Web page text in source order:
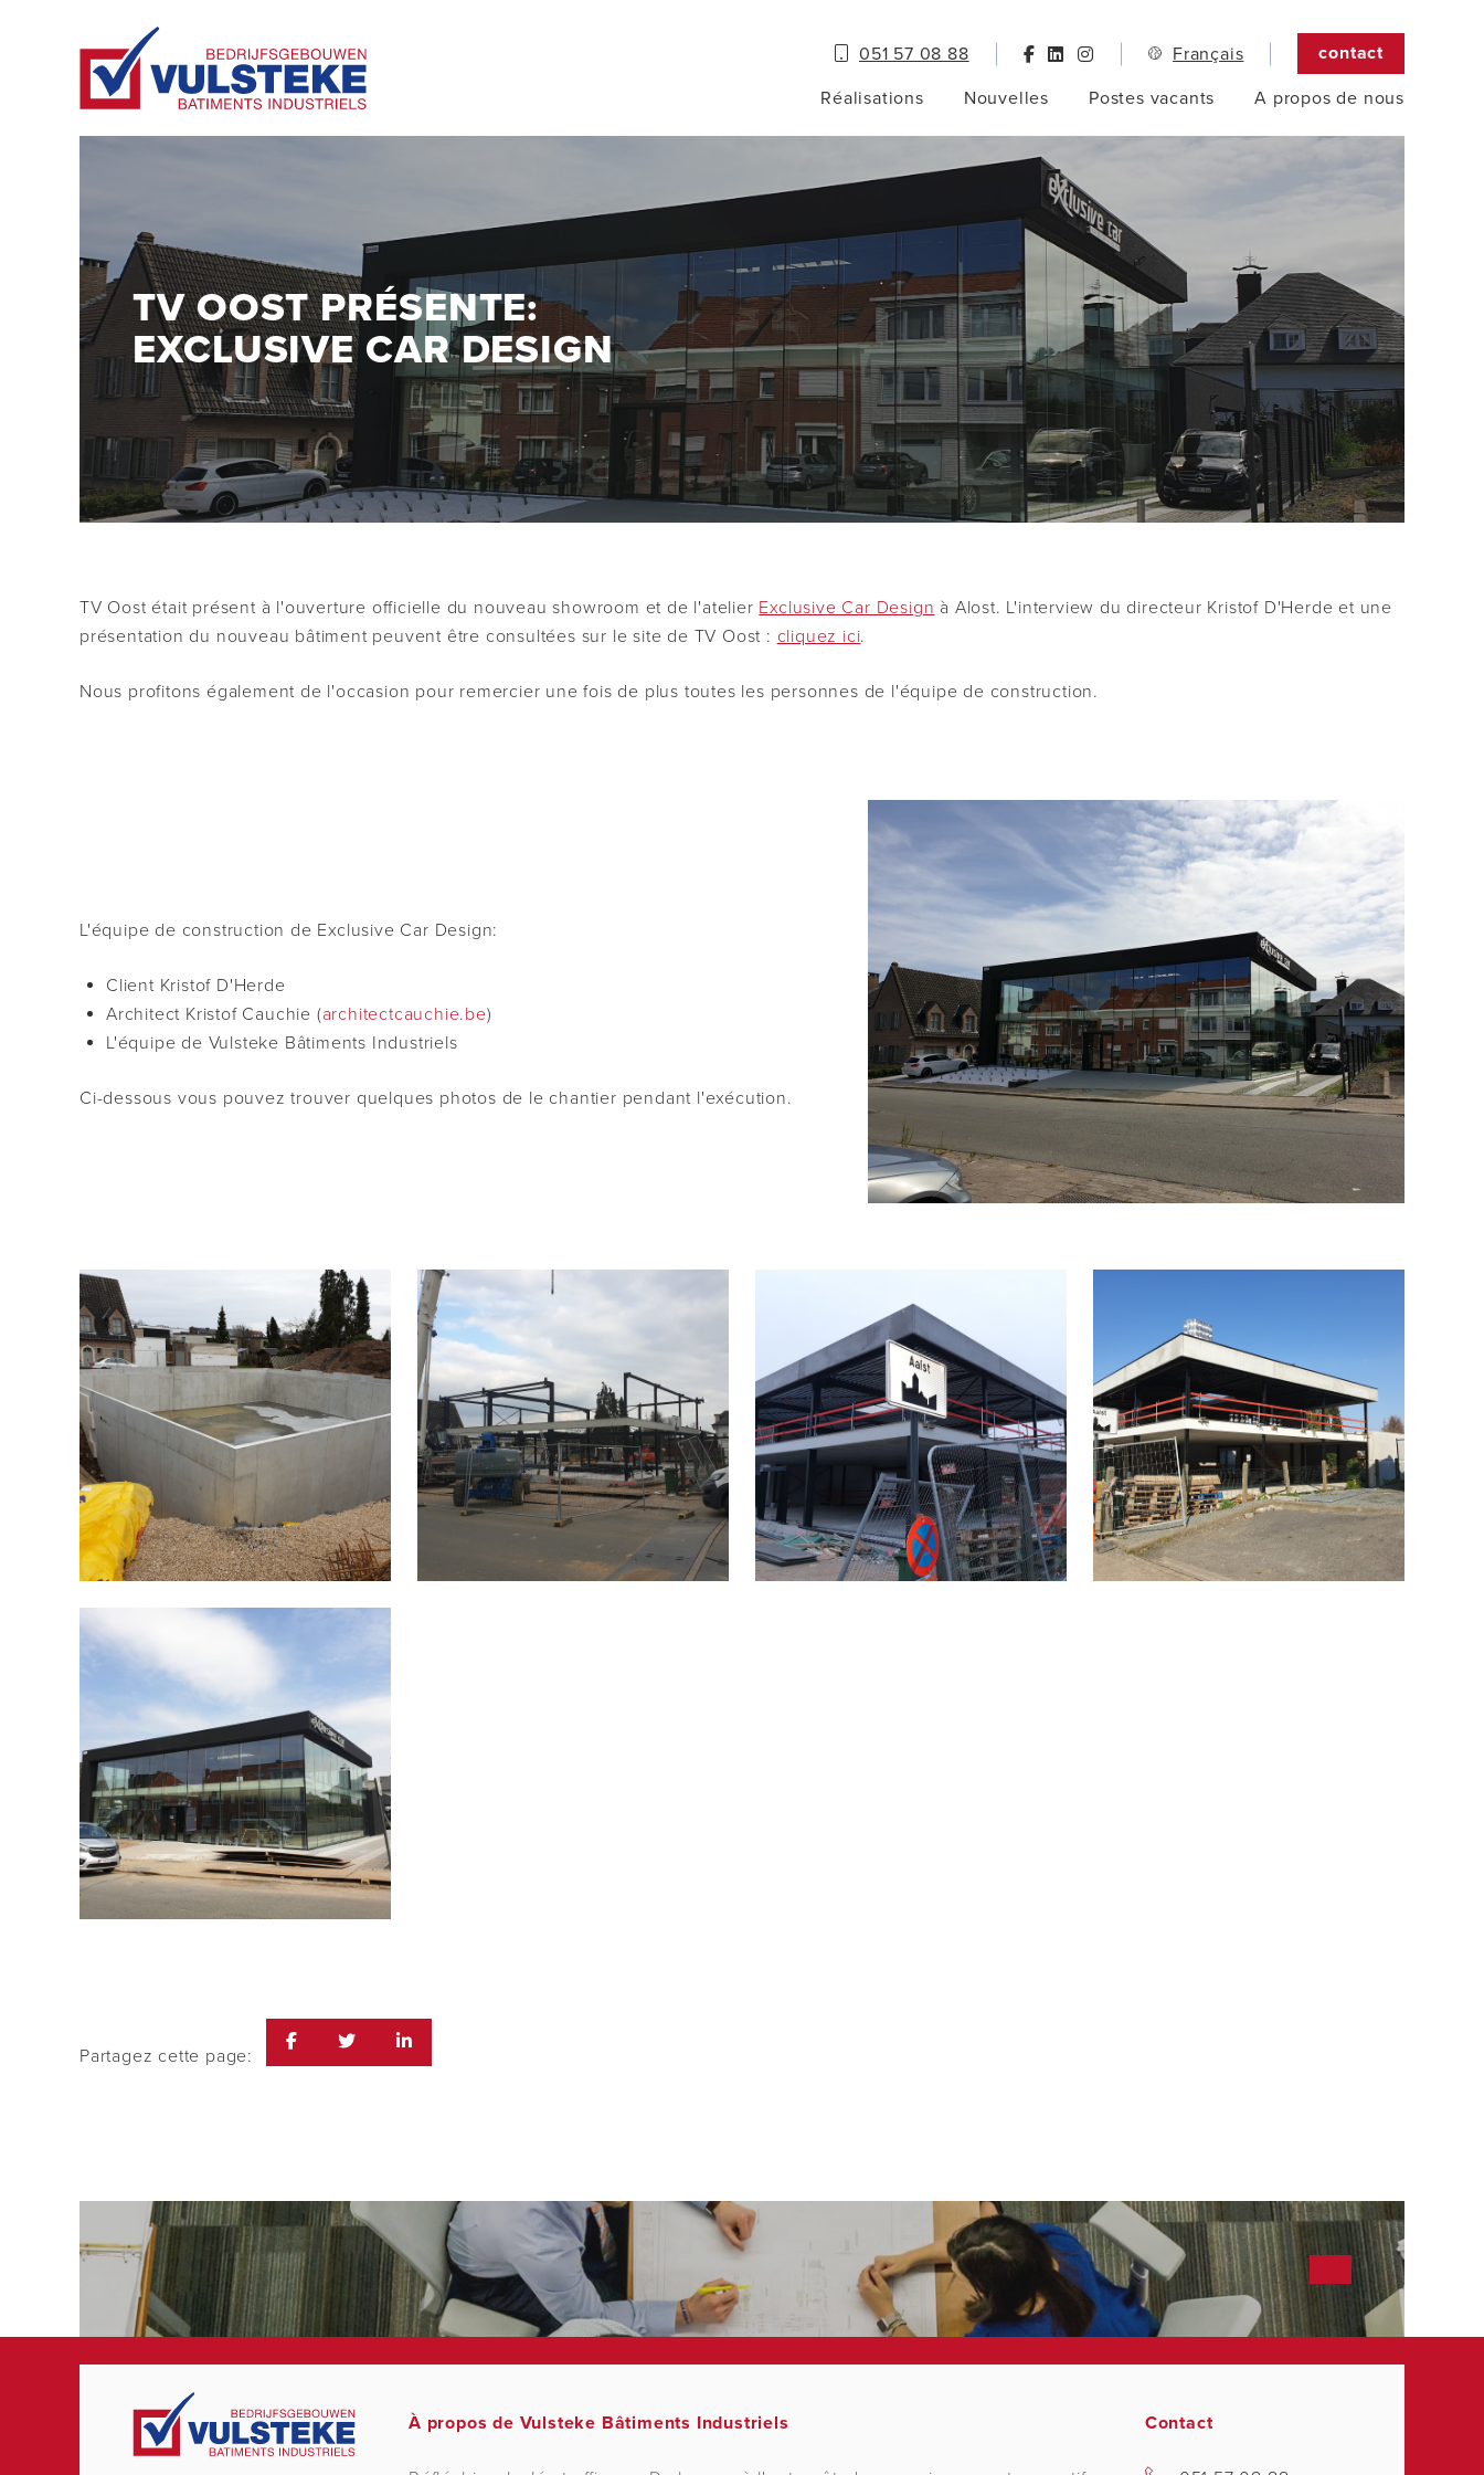
051 57 08 88 Français contact
Réalisations Nouvelles Postes vacants A propos de nous
TV OOST PRÉSENTE:
EXCLUSIVE CAR DESIGN
TV Oost était présent à l'ouverture officielle du nouveau showroom et de l'atelier Exclusive Car Design à Alost. L'interview du directeur Kristof D'Herde et une
présentation du nouveau bâtiment peuvent être consultées sur le site de TV Oost : cliquez ici.
Nous profitons également de l'occasion pour remercier une fois de plus toutes les personnes de l'équipe de construction.
L'équipe de construction de Exclusive Car Design:
Client Kristof D'Herde
Architect Kristof Cauchie (architectcauchie.be)
L'équipe de Vulsteke Bâtiments Industriels
Ci-dessous vous pouvez trouver quelques photos de le chantier pendant l'exécution.
Partagez cette page:
À propos de Vulsteke Bâtiments Industriels Contact